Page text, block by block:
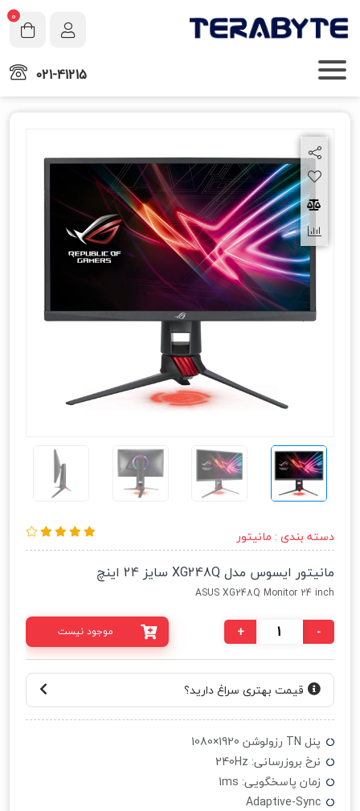
0
021-41215
دسته بندی : مانیتور
مانیتور ایسوس مدل XG248Q سایز 24 اینچ
ASUS XG248Q Monitor 24 inch
-
+ موجود نیست
قیمت بهتری سراغ دارید؟
پنل TN رزولوشن 1920×1080
نرخ بروزرسانی: 240Hz
زمان پاسخگویی: 1ms